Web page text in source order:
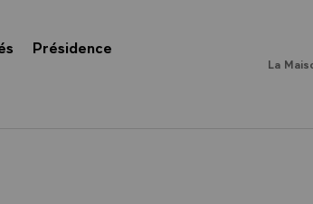
Présidence
La